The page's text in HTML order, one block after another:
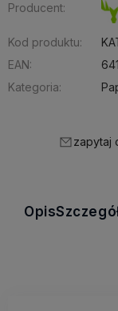
Producent:
Kod produktu:
EAN:
Kategoria:
zapytaj
Opis